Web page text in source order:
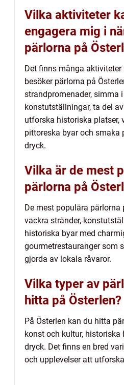
Vilka aktiviteter
engagera mig i
pärlorna på
Det finns många aktiviteter
besöker pärlorna på
strandpromenader, simma
konstutställningar, ta del
utforska historiska platser,
pittoreska byar och smaka
dryck.
Vilka är de mest
pärlorna på
De mest populära pärlorna
vackra stränder,
historiska byar med
gourmetrestauranger som
gjorda av lokala råvaror.
Vilka typer av
hitta på Österlen?
På Österlen kan du hitta
konst och kultur, historiska
dryck. Det finns en bred
och upplevelser att